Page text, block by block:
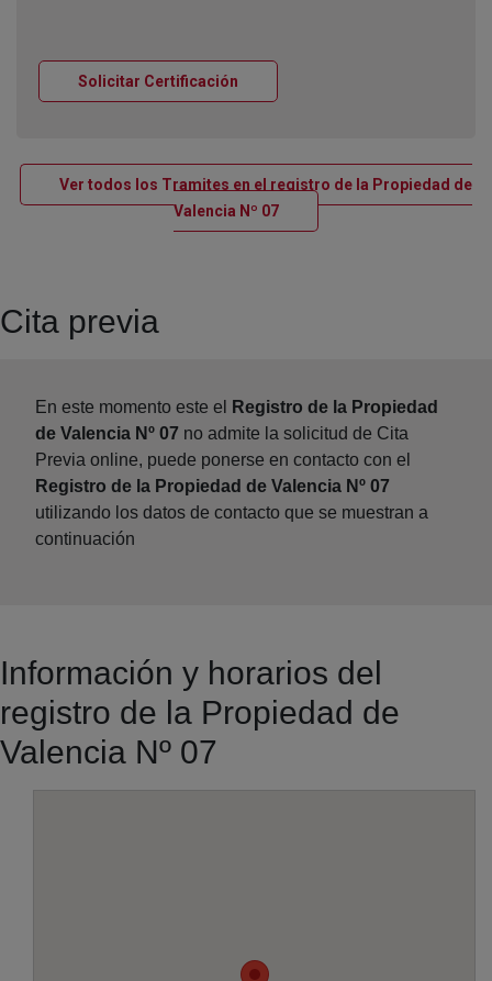
Solicitar Certificación
Ver todos los Tramites en el registro de la Propiedad de
Valencia Nº 07Ventana nueva
Cita previa
En este momento este el
Registro de la Propiedad
de Valencia Nº 07 no admite la solicitud de Cita
Previa online, puede ponerse en contacto con el
Registro de la Propiedad de Valencia Nº 07
utilizando los datos de contacto que se muestran a
continuación
Información y horarios del
registro de la Propiedad de
Valencia Nº 07